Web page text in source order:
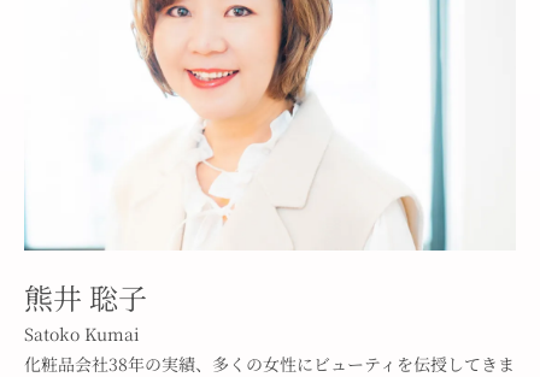
熊井 聡子
Satoko Kumai
化粧品会社38年の実績、多くの女性にビューティを伝授してきま